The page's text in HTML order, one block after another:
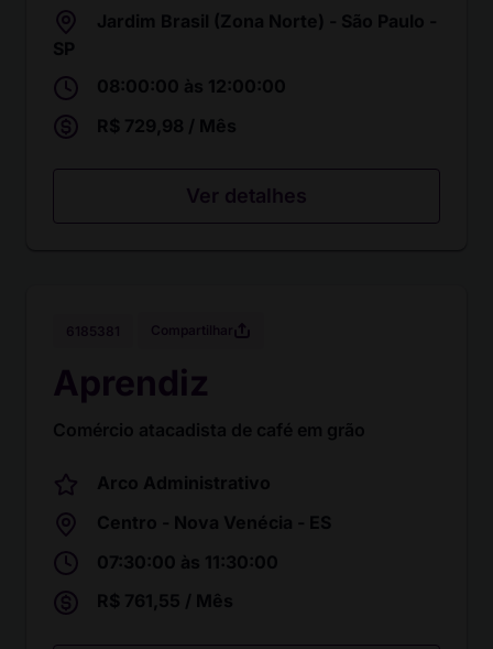
Jardim Brasil (Zona Norte) - São Paulo -
SP
08:00:00 às 12:00:00
R$ 729,98 / Mês
Ver detalhes
Aprendiz
Comércio atacadista de café em grão
Arco Administrativo
Centro - Nova Venécia - ES
07:30:00 às 11:30:00
R$ 761,55 / Mês